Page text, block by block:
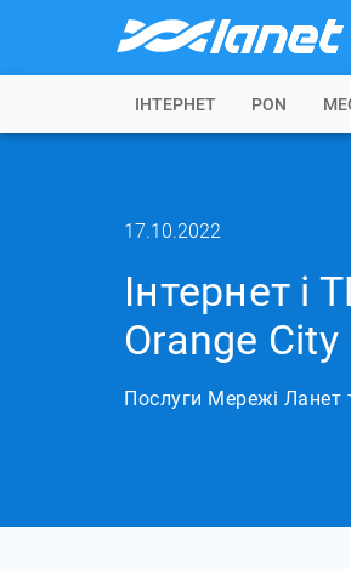
IНТЕРНЕТ PON
17.10.2022
Інтернет і
Orange City
Послуги Мережі Ланет